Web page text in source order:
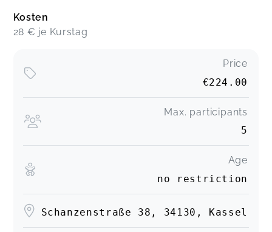
Kosten
28 € je Kurstag
Price
€224.00
Max. participants
5
Age
no restriction
Schanzenstraße 38, 34130, Kassel